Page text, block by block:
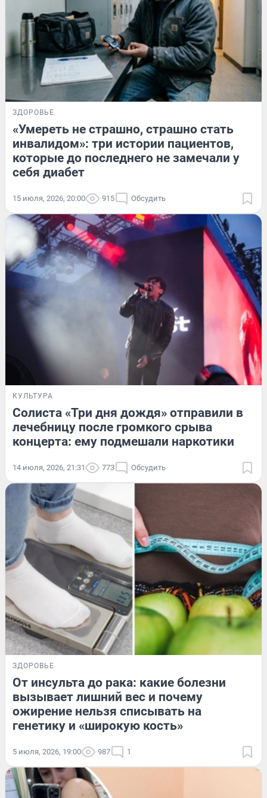
ЗДОРОВЬЕ
«Умереть не страшно, страшно стать
инвалидом»: три истории пациентов,
которые до последнего не замечали у
себя диабет
15 июля, 2026, 20:00 915 Обсудить
КУЛЬТУРА
Солиста «Три дня дождя» отправили в
лечебницу после громкого срыва
концерта: ему подмешали наркотики
14 июля, 2026, 21:31 773 Обсудить
ЗДОРОВЬЕ
От инсульта до рака: какие болезни
вызывает лишний вес и почему
ожирение нельзя списывать на
генетику и «широкую кость»
5 июля, 2026, 19:00 987 1